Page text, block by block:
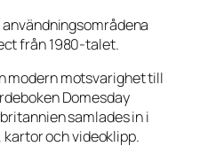
från 1980-talet.
modern motsvarighet till
Domesday
samlades in i
och videoklipp.